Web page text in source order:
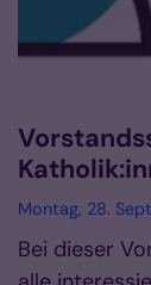
Montag, 28.
Bei dieser